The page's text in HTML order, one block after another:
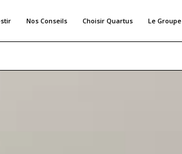
Nos Conseils Choisir Quartus Le Groupe